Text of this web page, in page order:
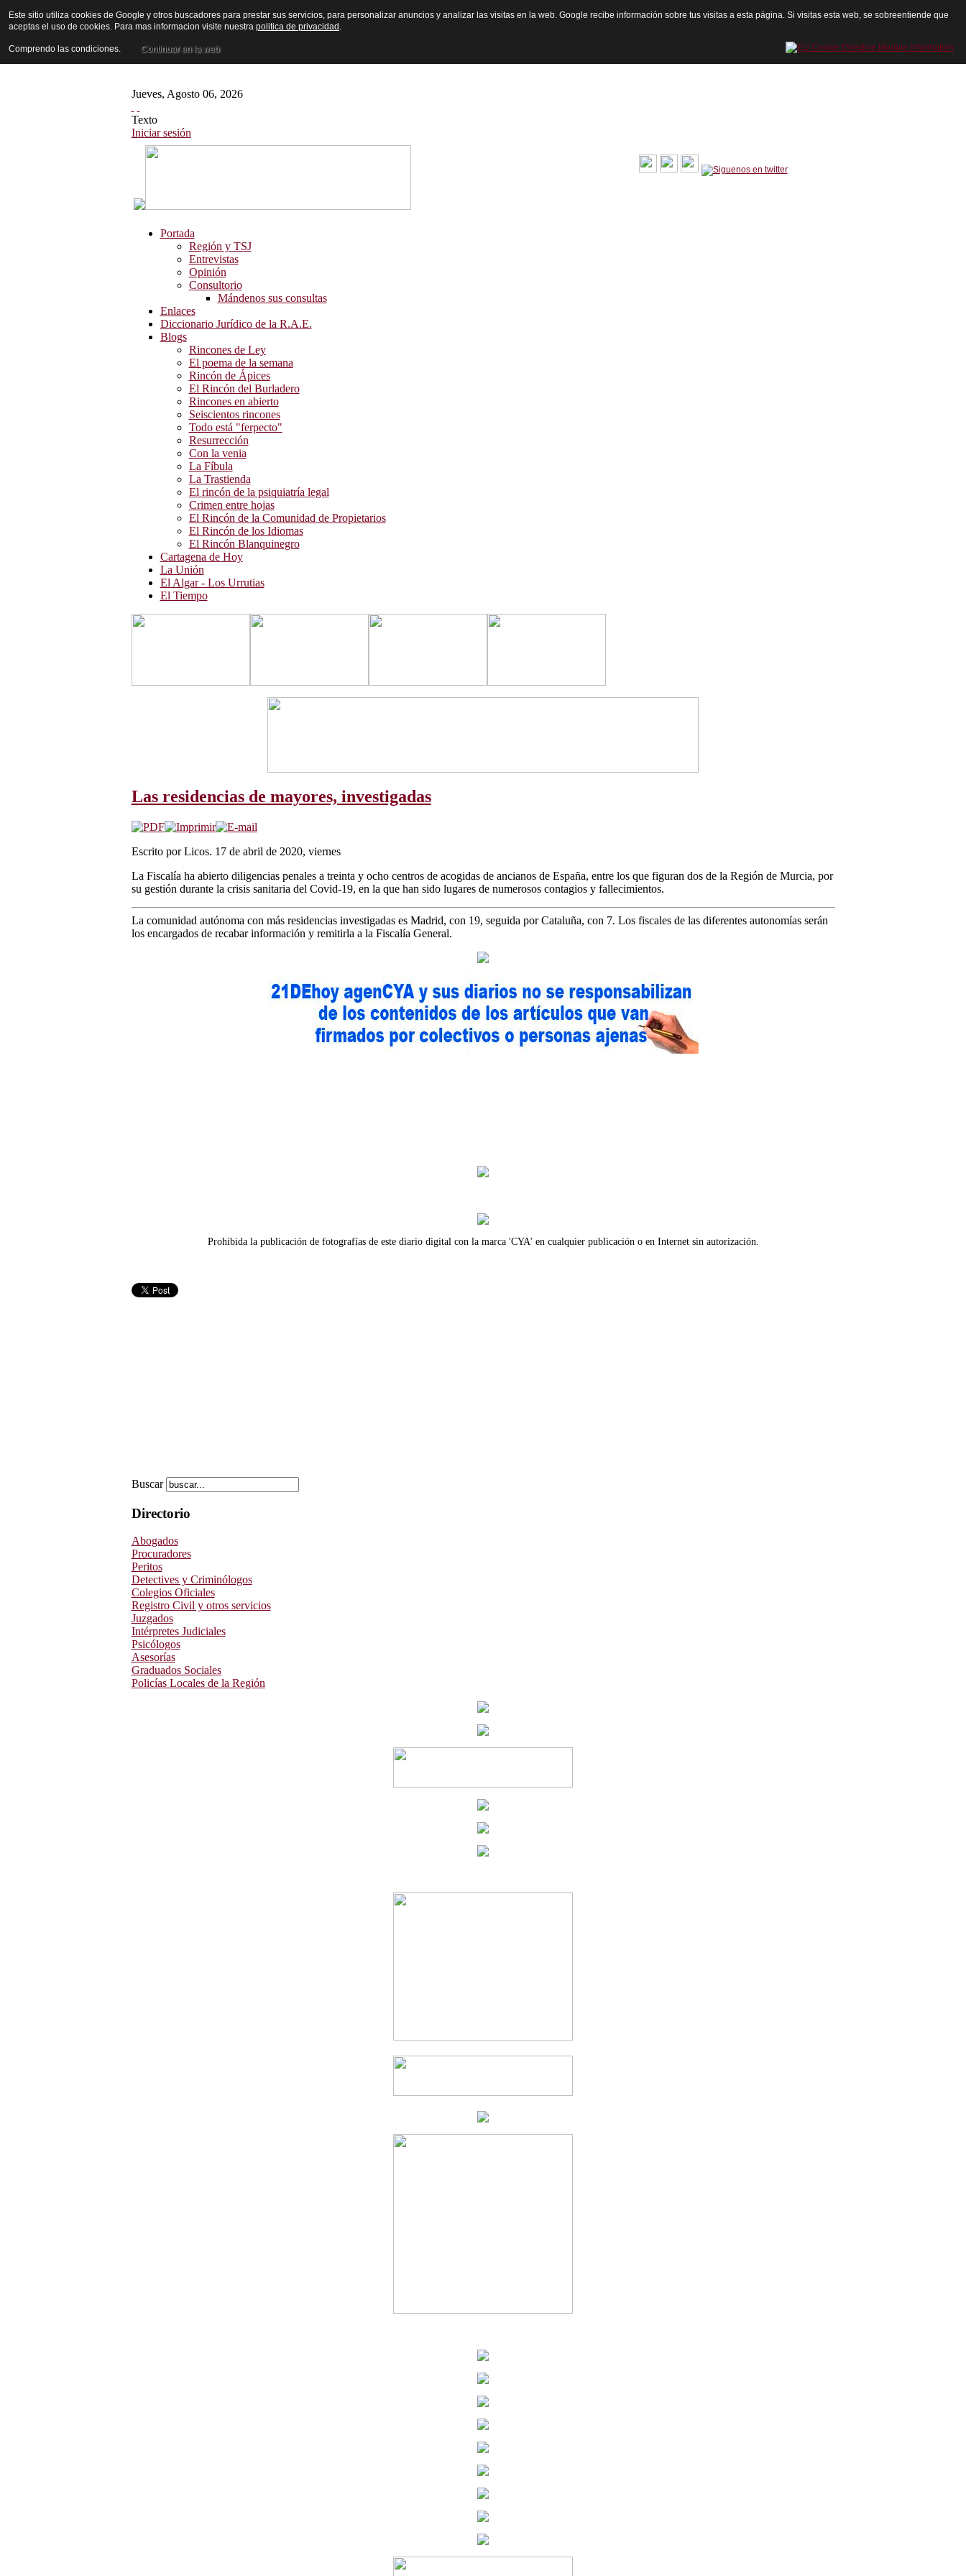
Jueves, Agosto 06, 2026
Texto
Iniciar sesión
Portada
Región y TSJ
Entrevistas
Opinión
Consultorio
Mándenos sus consultas
Enlaces
Diccionario Jurídico de la R.A.E.
Blogs
Rincones de Ley
El poema de la semana
Rincón de Ápices
El Rincón del Burladero
Rincones en abierto
Seiscientos rincones
Todo está "ferpecto"
Resurrección
Con la venia
La Fíbula
La Trastienda
El rincón de la psiquiatría legal
Crimen entre hojas
El Rincón de la Comunidad de Propietarios
El Rincón de los Idiomas
El Rincón Blanquinegro
Cartagena de Hoy
La Unión
El Algar - Los Urrutias
El Tiempo
Las residencias de mayores, investigadas
Escrito por Licos. 17 de abril de 2020, viernes
La Fiscalía ha abierto diligencias penales a treinta y ocho centros de acogidas de ancianos de España, entre los que figuran dos de la Región de Murcia, por
su gestión durante la crisis sanitaria del Covid-19, en la que han sido lugares de numerosos contagios y fallecimientos.
La comunidad autónoma con más residencias investigadas es Madrid, con 19, seguida por Cataluña, con 7. Los fiscales de las diferentes autonomías serán
los encargados de recabar información y remitirla a la Fiscalía General.
Prohibida la publicación de fotografías de este diario digital con la marca 'CYA' en cualquier publicación o en Internet sin autorización.
Buscar
Directorio
Abogados
Procuradores
Peritos
Detectives y Criminólogos
Colegios Oficiales
Registro Civil y otros servicios
Juzgados
Intérpretes Judiciales
Psicólogos
Asesorías
Graduados Sociales
Policías Locales de la Región
Este sitio utiliza cookies de Google y otros buscadores para prestar sus servicios, para personalizar anuncios y analizar las visitas en la web. Google recibe información sobre tus visitas a esta página. Si visitas esta web, se sobreentiende que
aceptas el uso de cookies. Para mas informacion visite nuestra politica de privacidad .
Comprendo las condiciones. Continuar en la web